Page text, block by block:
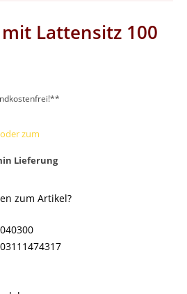
Lattensitz 100
zum
Lieferung
zum Artikel?